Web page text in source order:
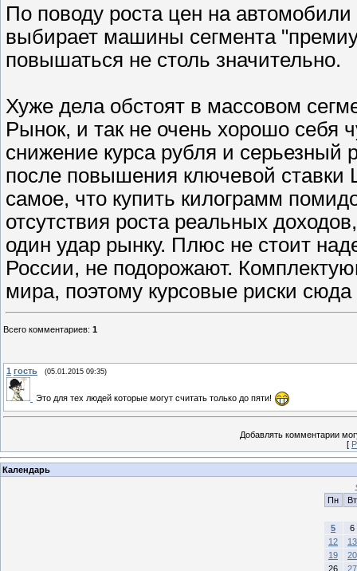
По поводу роста цен на
выбирает машины сегмента
повышаться не столь значительно.
Хуже дела обстоят в массовом
Рынок, и так не очень хорошо себя
снижение курса рубля и серьезный
после повышения ключевой
самое, что купить килограмм
отсутствия роста реальных
один удар рынку. Плюс не стоит
России, не подорожают.
мира, поэтому курсовые риски
Всего комментариев: 1
1 гость (05.01.2015 09:35)
Это для тех людей которые могут считать только до пяти!
Добавлять комментарии
[
Календарь
Пн
Вт
5
6
12
13
19
20
26
27